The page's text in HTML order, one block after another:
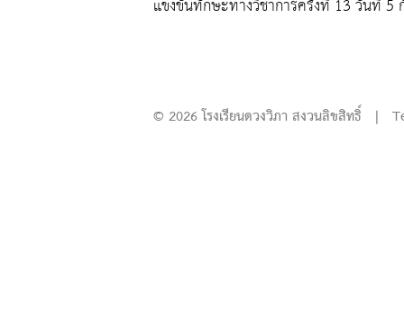
แข่งขันทักษะทางวิชาการครั้งที่ 13 วันที่ 5
© 2026 โรงเรียนดวงวิภา สงวนลิขสิทธิ์ |